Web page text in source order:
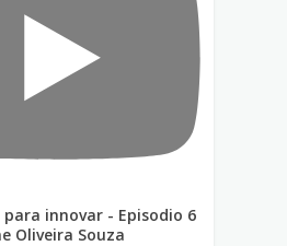
para innovar - Episodio 6
Oliveira Souza